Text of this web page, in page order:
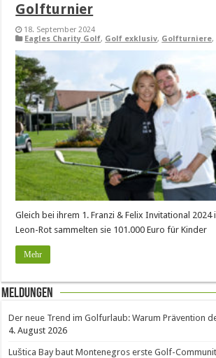
Golfturnier
18. September 2024
Eagles Charity Golf, Golf exklusiv, Golfturniere,
Gleich bei ihrem 1. Franzi & Felix Invitational 2024
Leon-Rot sammelten sie 101.000 Euro für Kinder
Mehr
Meldungen
Der neue Trend im Golfurlaub: Warum Prävention
4. August 2026
Luštica Bay baut Montenegros erste Golf-